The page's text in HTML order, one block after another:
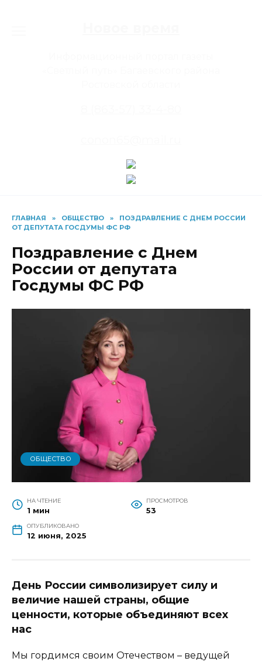
ГЛАВНАЯ » ОБЩЕСТВО »
ПОЗДРАВЛЕНИЕ С ДНЕМ РОССИИ
ОТ ДЕПУТАТА ГОСДУМЫ ФС РФ
Поздравление с Днем
России от депутата
Госдумы ФС РФ
ОБЩЕСТВО
НА ЧТЕНИЕ
1 мин
ПРОСМОТРОВ
53
ОПУБЛИКОВАНО
12 июня, 2025
День России символизирует силу и
величие нашей страны, общие
ценности, которые объединяют всех
нас
Мы гордимся своим Отечеством – ведущей